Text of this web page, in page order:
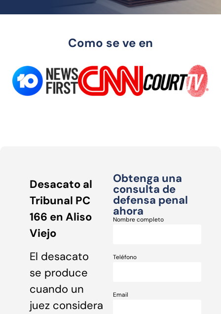
Como se ve en
Desacato al
Tribunal PC
166 en Aliso
Viejo
El desacato
se produce
cuando un
juez considera
Obtenga una
consulta de
defensa penal
ahora
Nombre completo
Teléfono
Email